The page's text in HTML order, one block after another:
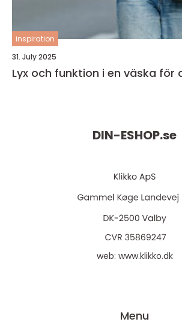
inspiration
31. July 2025
Lyx och funktion i en väska för
DIN-ESHOP.se
web: www.klikko.dk
Menu